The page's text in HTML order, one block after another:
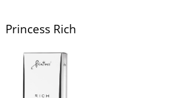
Princess Rich